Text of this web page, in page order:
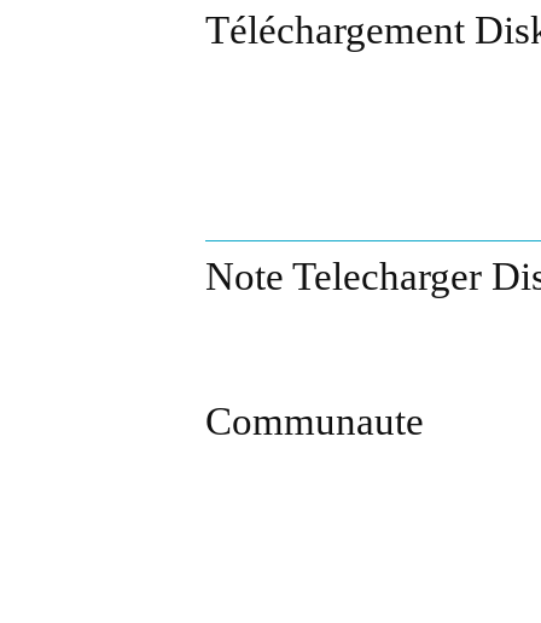
Téléchargement
Note Telecharger
Communaute